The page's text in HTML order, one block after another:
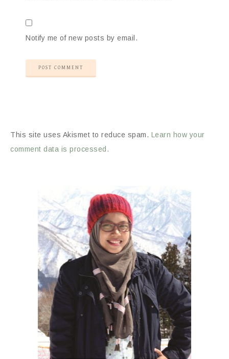
Notify me of new posts by email.
This site uses Akismet to reduce spam. Learn how your
comment data is processed.